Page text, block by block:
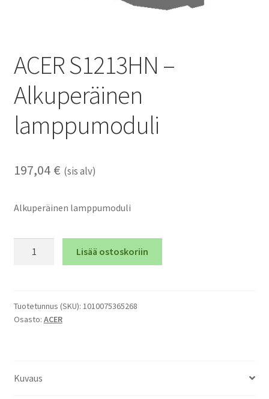
ACER S1213HN –
Alkuperäinen
lamppumoduli
197,04 € (sis alv)
Alkuperäinen lamppumoduli
lamppumoduli
määrä
Lisää ostoskoriin
Tuotetunnus (SKU): 1010075365268
Osasto: ACER
Kuvaus